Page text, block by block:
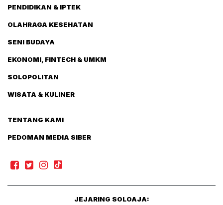
PENDIDIKAN & IPTEK
OLAHRAGA KESEHATAN
SENI BUDAYA
EKONOMI, FINTECH & UMKM
SOLOPOLITAN
WISATA & KULINER
TENTANG KAMI
PEDOMAN MEDIA SIBER
JEJARING SOLOAJA: